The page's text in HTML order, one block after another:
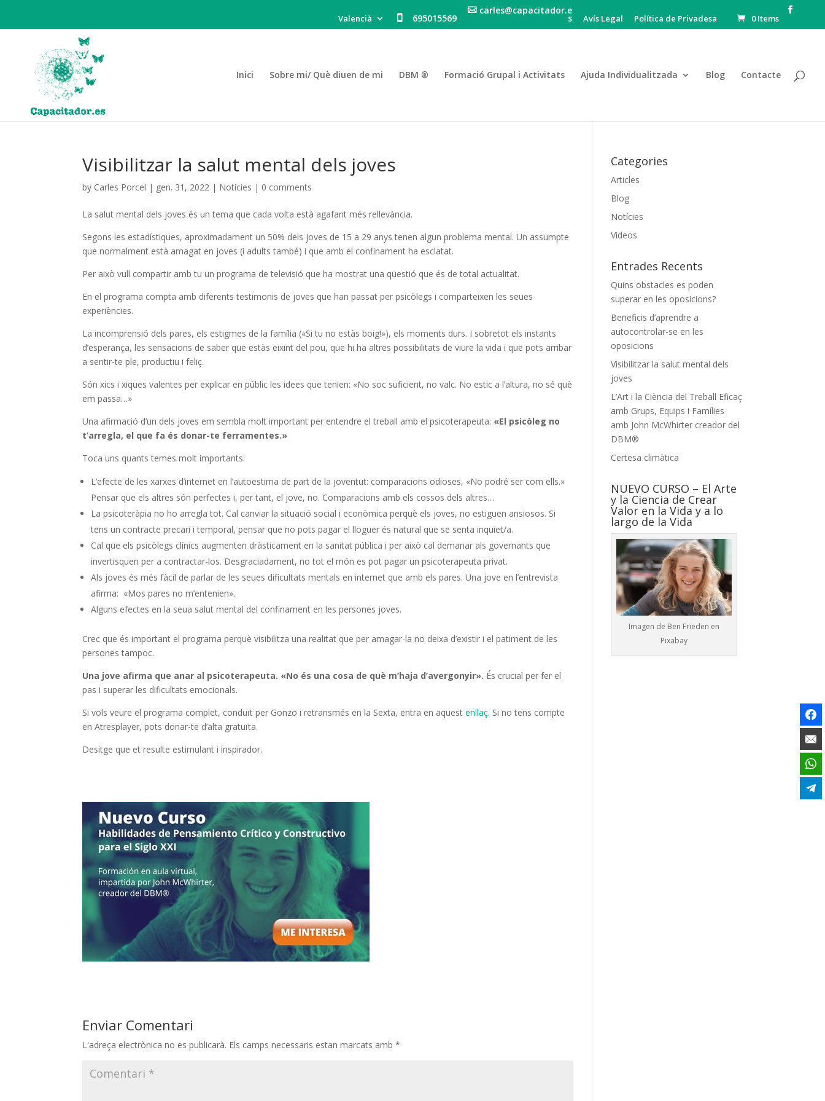
Valencià 695015569
carles@capacitador.e
s Avís Legal Política de Privadesa 0 Items
Inici Sobre mi/ Què diuen de mi DBM ® Formació Grupal i Activitats Ajuda Individualitzada Blog Contacte
Visibilitzar la salut mental dels joves
by Carles Porcel | gen. 31, 2022 | Notícies | 0 comments
La salut mental dels joves és un tema que cada volta està agafant més rellevància.
Segons les estadístiques, aproximadament un 50% dels joves de 15 a 29 anys tenen algun problema mental. Un assumpte
que normalment està amagat en joves (i adults també) i que amb el confinament ha esclatat.
Per això vull compartir amb tu un programa de televisió que ha mostrat una qüestió que és de total actualitat.
En el programa compta amb diferents testimonis de joves que han passat per psicòlegs i comparteixen les seues
experiències.
La incomprensió dels pares, els estigmes de la família («Si tu no estàs boig!»), els moments durs. I sobretot els instants
d’esperança, les sensacions de saber que estàs eixint del pou, que hi ha altres possibilitats de viure la vida i que pots arribar
a sentir-te ple, productiu i feliç.
Són xics i xiques valentes per explicar en públic les idees que tenien: «No soc suficient, no valc. No estic a l’altura, no sé què
em passa…»
Una afirmació d’un dels joves em sembla molt important per entendre el treball amb el psicoterapeuta: «El psicòleg no
t’arregla, el que fa és donar-te ferramentes.»
Toca uns quants temes molt importants:
L’efecte de les xarxes d’internet en l’autoestima de part de la joventut: comparacions odioses, «No podré ser com ells.»
Pensar que els altres són perfectes i, per tant, el jove, no. Comparacions amb els cossos dels altres…
La psicoteràpia no ho arregla tot. Cal canviar la situació social i econòmica perquè els joves, no estiguen ansiosos. Si
tens un contracte precari i temporal, pensar que no pots pagar el lloguer és natural que se senta inquiet/a.
Cal que els psicòlegs clínics augmenten dràsticament en la sanitat pública i per això cal demanar als governants que
invertisquen per a contractar-los. Desgraciadament, no tot el món es pot pagar un psicoterapeuta privat.
Als joves és més fàcil de parlar de les seues dificultats mentals en internet que amb els pares. Una jove en l’entrevista
afirma: «Mos pares no m’entenien».
Alguns efectes en la seua salut mental del confinament en les persones joves.
Crec que és important el programa perquè visibilitza una realitat que per amagar-la no deixa d’existir i el patiment de les
persones tampoc.
Una jove afirma que anar al psicoterapeuta. «No és una cosa de què m’haja d’avergonyir». És crucial per fer el
pas i superar les dificultats emocionals.
Si vols veure el programa complet, conduït per Gonzo i retransmés en la Sexta, entra en aquestenllaç. Si no tens compte
en Atresplayer, pots donar-te d’alta gratuïta.
Desitge que et resulte estimulant i inspirador.
Enviar Comentari
L'adreça electrònica no es publicarà. Els camps necessaris estan marcats amb*
Categories
Articles
Blog
Notícies
Videos
Entrades Recents
Quins obstacles es poden
superar en les oposicions?
Beneficis d’aprendre a
autocontrolar-se en les
oposicions
Visibilitzar la salut mental dels
joves
L’Art i la Ciència del Treball Eficaç
amb Grups, Equips i Famílies
amb John McWhirter creador del
DBM®
Certesa climàtica
NUEVO CURSO – El Arte
y la Ciencia de Crear
Valor en la Vida y a lo
largo de la Vida
Imagen de Ben Frieden en
Pixabay